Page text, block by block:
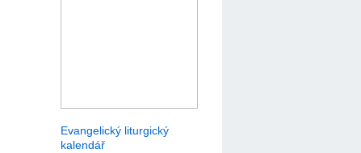
Evangelický liturgický
kalendář